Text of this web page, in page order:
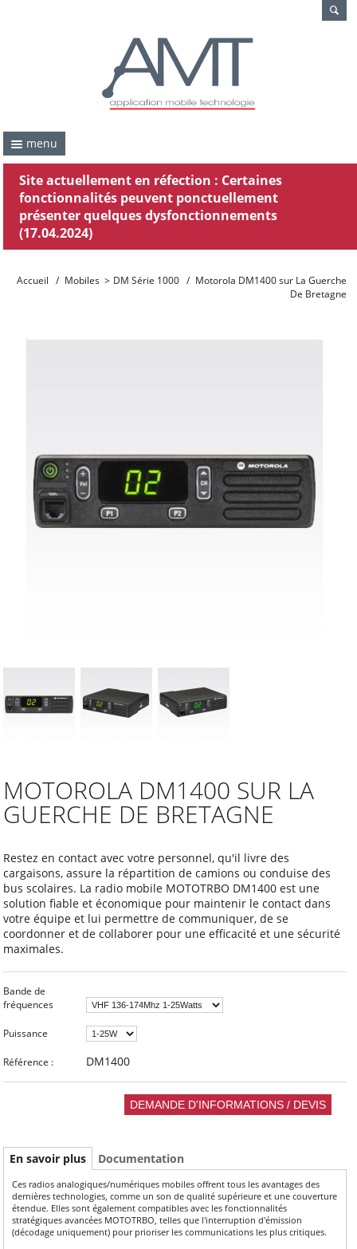
menu
Site actuellement en réfection : Certaines
fonctionnalités peuvent ponctuellement
présenter quelques dysfonctionnements
(17.04.2024)
Accueil / Mobiles > DM Série 1000 / Motorola DM1400 sur La Guerche
De Bretagne
MOTOROLA DM1400 SUR LA
GUERCHE DE BRETAGNE
Restez en contact avec votre personnel, qu'il livre des
cargaisons, assure la répartition de camions ou conduise des
bus scolaires. La radio mobile MOTOTRBO DM1400 est une
solution fiable et économique pour maintenir le contact dans
votre équipe et lui permettre de communiquer, de se
coordonner et de collaborer pour une efficacité et une sécurité
maximales.
Bande de
fréquences
Puissance
Référence : DM1400
En savoir plus Documentation
Ces radios analogiques/numériques mobiles offrent tous les avantages des
dernières technologies, comme un son de qualité supérieure et une couverture
étendue. Elles sont également compatibles avec les fonctionnalités
stratégiques avancées MOTOTRBO, telles que l'interruption d'émission
(décodage uniquement) pour prioriser les communications les plus critiques.